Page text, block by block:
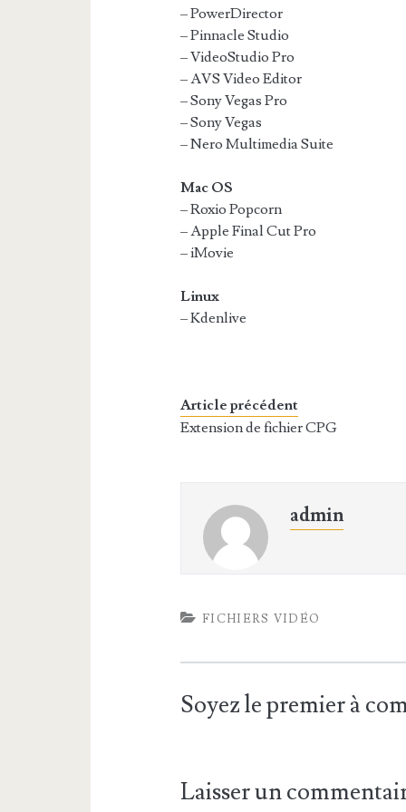
– PowerDirector
– Pinnacle Studio
– VideoStudio Pro
– AVS Video Editor
– Sony Vegas Pro
– Sony Vegas
– Nero Multimedia Suite
Mac OS
– Roxio Popcorn
– Apple Final Cut Pro
– iMovie
Linux
– Kdenlive
Article précédent
Extension de fichier CPG
admin
FICHIERS VIDÉO
Soyez le premier à
Laisser un